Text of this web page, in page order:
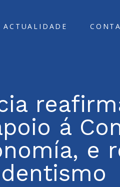
ACTUALIDADE
á
e